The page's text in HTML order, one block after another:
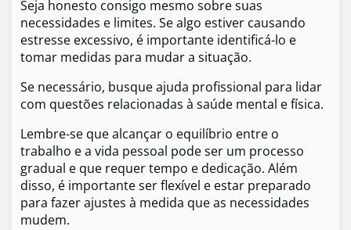
Seja honesto consigo mesmo sobre suas
necessidades e limites. Se algo estiver causando
estresse excessivo, é importante identificá-lo e
tomar medidas para mudar a situação.
Se necessário, busque ajuda profissional para lidar
com questões relacionadas à saúde mental e física.
Lembre-se que alcançar o equilíbrio entre o
trabalho e a vida pessoal pode ser um processo
gradual e que requer tempo e dedicação. Além
disso, é importante ser flexível e estar preparado
para fazer ajustes à medida que as necessidades
mudem.